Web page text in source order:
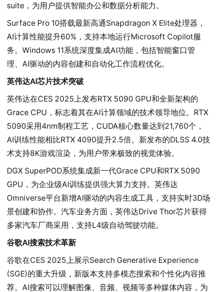
suite，为用户提供智能办公和数据分析能力。
Surface Pro 10搭载最新高通Snapdragon X Elite处理器，
AI计算性能提升60%，支持本地运行Microsoft Copilot服
务。Windows 11系统深度集成AI功能，包括智能窗口管
理、AI驱动的内容创建和自动化工作流程优化。
英伟达AI芯片技术突破
英伟达在CES 2025上发布RTX 5090 GPU和全新架构的
Grace CPU，标志着其在AI计算领域的技术领导地位。RTX
5090采用4nm制程工艺，CUDA核心数量达到21,760个，
AI训练性能相比RTX 4090提升2.5倍。新发布的DLSS 4.0技
术支持8K游戏渲染，为用户带来极致的视觉体验。
DGX SuperPOD系统集成新一代Grace CPU和RTX 5090
GPU，为企业级AI训练提供强大算力支持。英伟达
Omniverse平台新增AI驱动的内容生成工具，支持实时3D场
景创建和协作。汽车业务方面，英伟达Drive Thor芯片获得
多家汽车厂商采用，支持L4级自动驾驶功能。
谷歌AI搜索技术革新
谷歌在CES 2025上展示Search Generative Experience
(SGE)的重大升级，新版本支持多模态搜索和个性化内容推
荐。AI搜索可以理解图像、音频、视频等多种媒体内容，为